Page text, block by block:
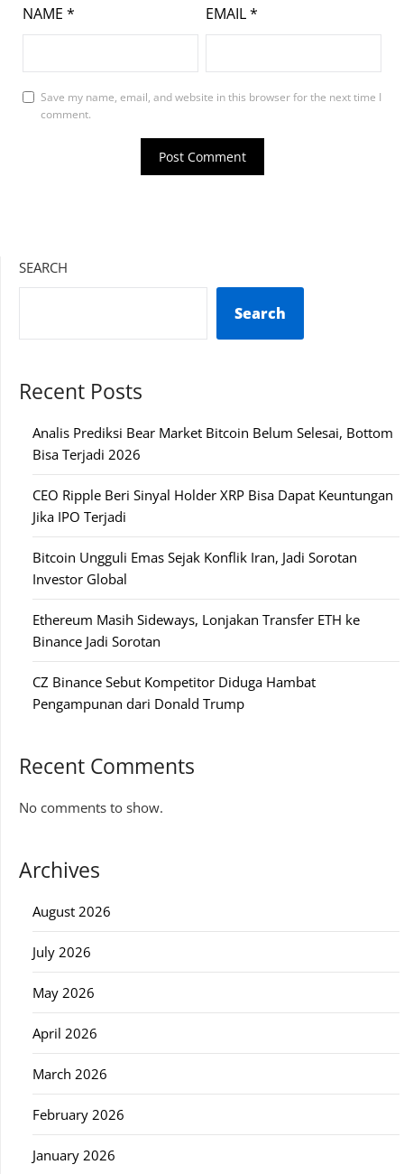
NAME * EMAIL*
Save my name, email, and website in this browser for the next time I
comment.
SEARCH
Search
Recent Posts
Analis Prediksi Bear Market Bitcoin Belum Selesai, Bottom
Bisa Terjadi 2026
CEO Ripple Beri Sinyal Holder XRP Bisa Dapat Keuntungan
Jika IPO Terjadi
Bitcoin Ungguli Emas Sejak Konflik Iran, Jadi Sorotan
Investor Global
Ethereum Masih Sideways, Lonjakan Transfer ETH ke
Binance Jadi Sorotan
CZ Binance Sebut Kompetitor Diduga Hambat
Pengampunan dari Donald Trump
Recent Comments
No comments to show.
Archives
August 2026
July 2026
May 2026
April 2026
March 2026
February 2026
January 2026